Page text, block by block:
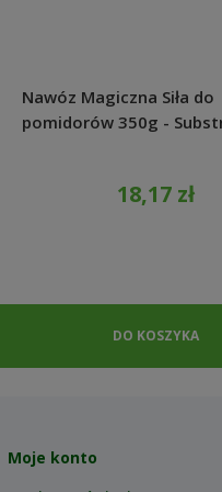
Nawóz Magiczna Siła do
pomidorów 350g -
18,17 zł
DO KOSZYKA
Moje konto